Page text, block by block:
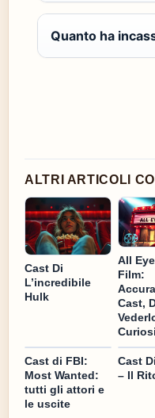
Quanto ha
ALTRI ARTICOLI
Cast Di
L’incredibile
Hulk
All
Film:
Cast,
Cast di FBI:
Most Wanted:
tutti gli attori e
le uscite
Cast
– Il